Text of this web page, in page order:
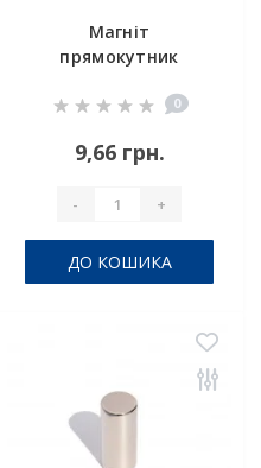
Магніт
прямокутник
0
9,66 грн.
- +
ДО КОШИКА